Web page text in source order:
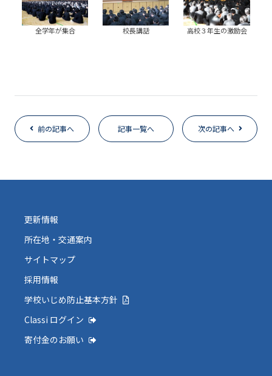
全学年が集合 校長講話 高校３年生の激励会
前の記事へ 記事一覧へ 次の記事へ
更新情報
所在地・交通案内
サイトマップ
採用情報
学校いじめ防止基本方針
Classi ログイン
寄付金のお願い